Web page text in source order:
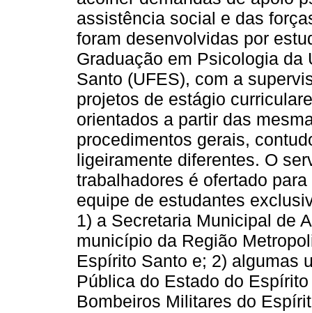
assistência social e das
foram desenvolvidas por
Graduação em Psicologia
Santo (UFES), com a
projetos de estágio
orientados a partir das
procedimentos gerais,
ligeiramente diferentes. O
trabalhadores é ofertado
equipe de estudantes
1) a Secretaria Municipal de
município da Região
Espírito Santo e; 2) algumas
Pública do Estado do
Bombeiros Militares do